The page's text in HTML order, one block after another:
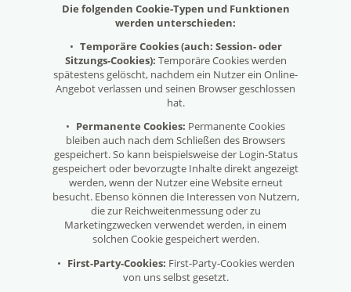
Die folgenden Cookie-Typen und Funktionen
werden unterschieden:
• Temporäre Cookies (auch: Session- oder
Sitzungs-Cookies): Temporäre Cookies werden
spätestens gelöscht, nachdem ein Nutzer ein Online-
Angebot verlassen und seinen Browser geschlossen
hat.
• Permanente Cookies: Permanente Cookies
bleiben auch nach dem Schließen des Browsers
gespeichert. So kann beispielsweise der Login-Status
gespeichert oder bevorzugte Inhalte direkt angezeigt
werden, wenn der Nutzer eine Website erneut
besucht. Ebenso können die Interessen von Nutzern,
die zur Reichweitenmessung oder zu
Marketingzwecken verwendet werden, in einem
solchen Cookie gespeichert werden.
• First-Party-Cookies: First-Party-Cookies werden
von uns selbst gesetzt.